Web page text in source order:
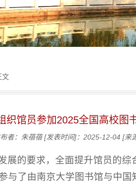
文
织馆员参加2025全国高校图
者：朱蓓蓓 [发表时间]：2025-12-04 [来
展的要求，全面提升馆员的
与了由南京大学图书馆与中